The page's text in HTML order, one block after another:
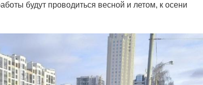
будут проводиться весной и летом, к осени